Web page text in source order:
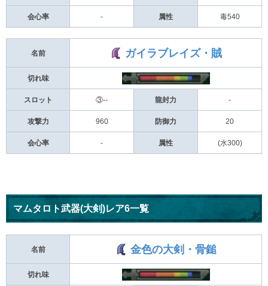
会心率 - 属性 毒540
名前 ガイラブレイズ・賊
切れ味
スロット ③-- 龍封力 -
攻撃力 960 防御力 20
会心率 - 属性 (水300)
マムタロト武器(大剣)レア6一覧
名前 金色の大剣・骨鎚
切れ味